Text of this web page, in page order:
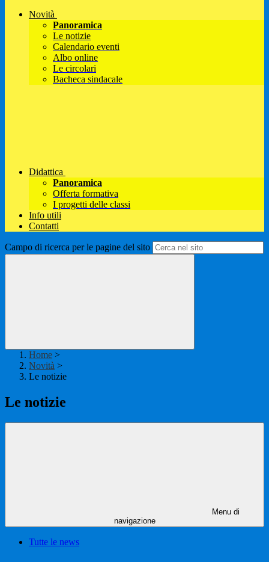
Novità
Panoramica
Le notizie
Calendario eventi
Albo online
Le circolari
Bacheca sindacale
Didattica
Panoramica
Offerta formativa
I progetti delle classi
Info utili
Contatti
Campo di ricerca per le pagine del sito
Home >
Novità >
Le notizie
Le notizie
Menu di
navigazione
Tutte le news